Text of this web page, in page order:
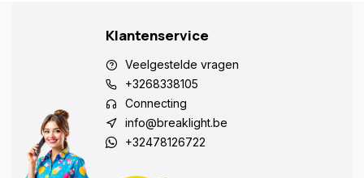
Klantenservice
Veelgestelde vragen
+3268338105
Connecting
info@breaklight.be
+32478126722